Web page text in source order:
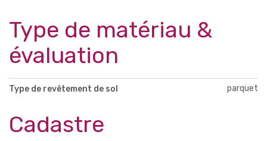
Type de matériau &
évaluation
Type de revêtement de sol parquet
Cadastre